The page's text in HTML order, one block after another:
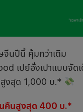
จีนปีนี้ คุ้มกว่าเดิม
เปย์อั่งเปาแบบจัด
งสุด 1,000 บ.*
นคืนสูงสุด 400 บ.*